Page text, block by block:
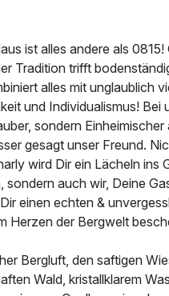
ist alles andere als 0815!
Tradition trifft
alles mit unglaublich
und Individualismus! Bei
sondern
gesagt unser Freund.
wird Dir ein Lächeln ins
sondern auch wir, Deine
einen echten &
Herzen der Bergwelt
Bergluft, den saftigen
Wald, kristallklarem